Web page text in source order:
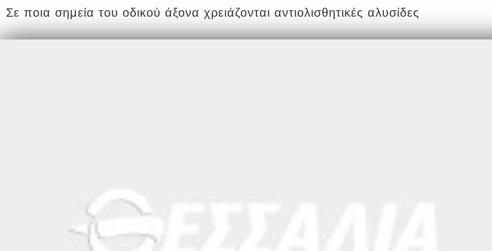
Σε ποια σημεία του οδικού άξονα χρειάζονται αντιολισθητικές αλυσίδες